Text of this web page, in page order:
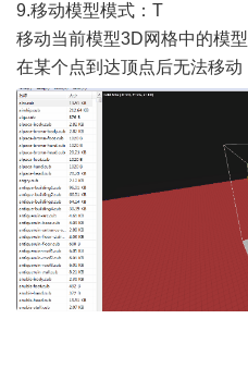
9.移动模型模式：T
移动当前模型3D网格中的模型
在某个点到达顶点后无法移动